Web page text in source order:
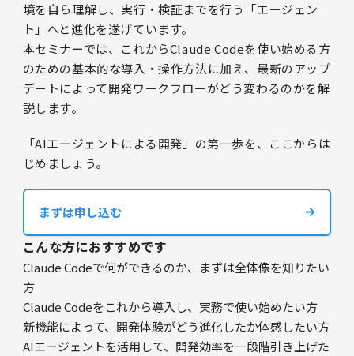
境を自ら理解し、実行・検証までを行う「エージェン
ト」へと進化を遂げています。
本セミナーでは、これからClaude Codeを使い始める方
のための基本的な導入・操作方法に加え、最新のアップ
デートによって開発ワークフローがどう変わるのかを解
説します。
「AIエージェントによる開発」の第一歩を、ここからは
じめましょう。
まずは申し込む
こんな方におすすめです
Claude Codeで何ができるのか、まずは全体像を知りたい
方
Claude Codeをこれから導入し、実務で使い始めたい方
新機能によって、開発体験がどう進化したか体感したい方
AIエージェントを活用して、開発効率を一段階引き上げた